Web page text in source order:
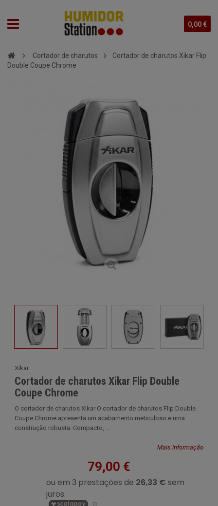
0,00 €
Cortador de charutos
Cortador de charutos Xikar Flip
Double Coupe Chrome
Xikar
Cortador de charutos Xikar Flip Double
Coupe Chrome
O cortador de charutos Xikar O cortador de charutos Flip Double
Coupe Chrome apresenta um acabamento meticuloso e uma
construção robusta. Compacto, ...
Mais informação
79,00 €